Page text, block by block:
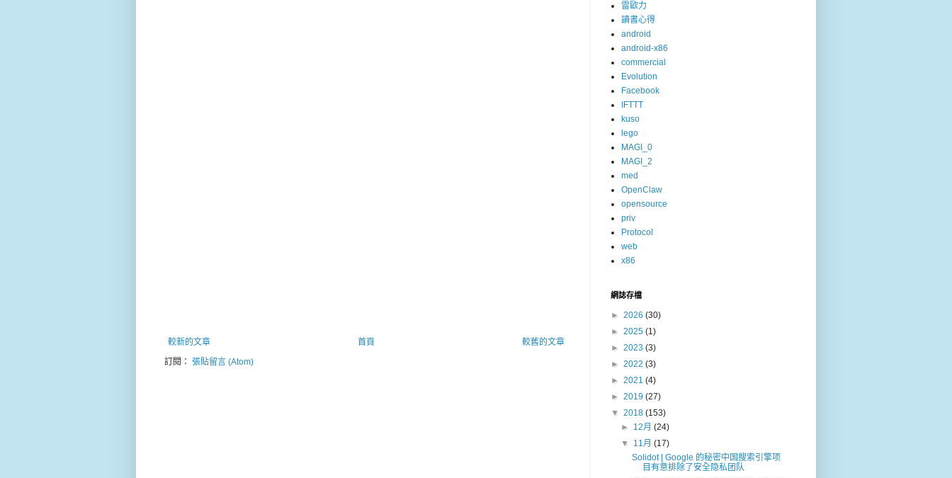
較新的文章 較舊的文章
首頁
訂閱： 張貼留言 (Atom)
雷歐力
讀書心得
android
android-x86
commercial
Evolution
Facebook
IFTTT
kuso
lego
MAGI_0
MAGI_2
med
OpenClaw
opensource
priv
Protocol
web
x86
網誌存檔
► 2026 (30)
► 2025 (1)
► 2023 (3)
► 2022 (3)
► 2021 (4)
► 2019 (27)
▼ 2018 (153)
► 12月(24)
▼ 11月(17)
Solidot | Google 的秘密中国搜索引擎项
目有意排除了安全隐私团队